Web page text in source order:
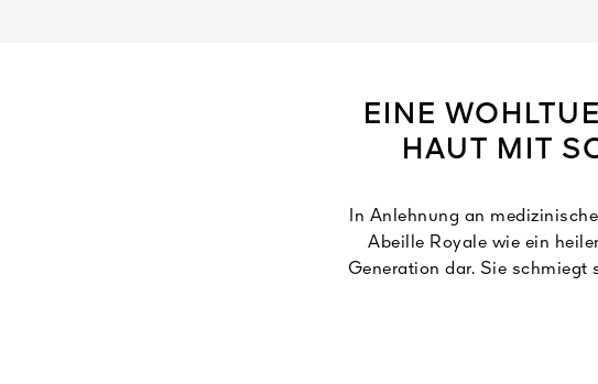
EINE
HAUT MIT
In Anlehnung an
Abeille Royale wie ein
Generation dar. Sie
Das Ergebnis: Die Haut wird